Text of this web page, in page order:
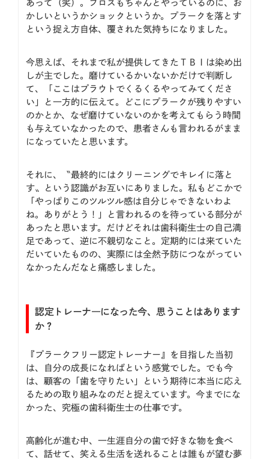
あって（笑）。フロスもちゃんとやっているのに、お
かしいというかショックというか。プラークを落とす
という捉え方自体、覆された気持ちになりました。
今思えば、それまで私が提供してきたＴＢＩは染め出
しが主でした。磨けているかいないかだけで判断し
て、「ここはプラウトでくるくるやってみてくださ
い」と一方的に伝えて。どこにプラークが残りやすい
のかとか、なぜ磨けていないのかを考えてもらう時間
も与えていなかったので、患者さんも言われるがまま
になっていたと思います。
それに、〝最終的にはクリーニングでキレイに落と
す〟という認識がお互いにありました。私もどこかで
「やっぱりこのツルツル感は自分じゃできないわよ
ね。ありがとう！」と言われるのを待っている部分が
あったと思います。だけどそれは歯科衛生士の自己満
足であって、逆に不親切なこと。定期的には来ていた
だいていたものの、実際には全然予防につながってい
なかったんだなと痛感しました。
認定トレーナ―になった今、思うことはあります
か？
『プラークフリー認定トレーナー』を目指した当初
は、自分の成長になればという感覚でした。でも今
は、顧客の「歯を守りたい」という期待に本当に応え
るための取り組みなのだと捉えています。今までにな
かった、究極の歯科衛生士の仕事です。
高齢化が進む中、一生涯自分の歯で好きな物を食べ
て、話せて、笑える生活を送れることは誰もが望む夢